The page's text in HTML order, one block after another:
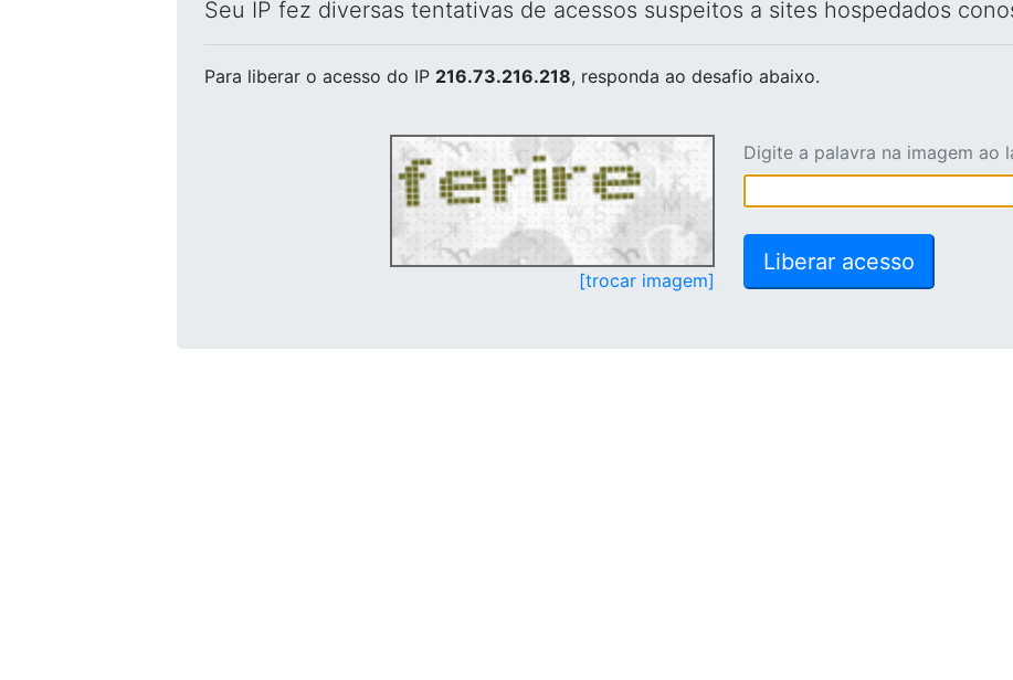
Seu IP fez diversas tentativas de acessos suspeitos a sites hospedados
Para liberar o acesso do IP 216.73.216.218, responda ao desafio abaixo.
[trocar imagem]
Digite a palavra na imagem ao